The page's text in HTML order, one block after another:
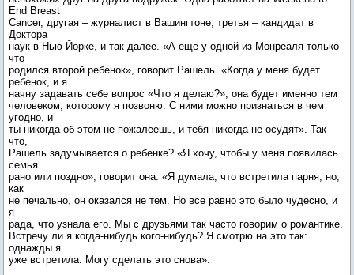
End Breast
Cancer, другая – журналист в Вашингтоне, третья – кандидат в
Доктора
наук в Нью-Йорке, и так далее. «А еще у одной из Монреаля только
что
родился второй ребенок», говорит Рашель. «Когда у меня будет
ребенок, и я
начну задавать себе вопрос «Что я делаю?», она будет именно тем
человеком, которому я позвоню. С ними можно признаться в чем
угодно, и
ты никогда об этом не пожалеешь, и тебя никогда не осудят». Так
что,
Рашель задумывается о ребенке? «Я хочу, чтобы у меня появилась
семья
рано или поздно», говорит она. «Я думала, что встретила парня, но,
как
не печально, он оказался не тем. Но все равно это было чудесно, и
я
рада, что узнала его. Мы с друзьями так часто говорим о романтике.
Встречу ли я когда-нибудь кого-нибудь? Я смотрю на это так:
однажды я
уже встретила. Могу сделать это снова».